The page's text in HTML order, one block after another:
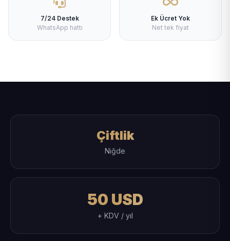
7/24 Destek
WhatsApp hattı
Ek Ücret Yok
Net tek fiyat
Çiftlik
Niğde
50 USD
+ KDV / yıl